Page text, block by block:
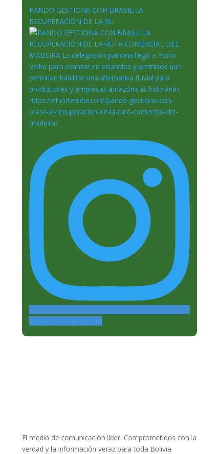
PANDO GESTIONA CON BRASIL LA
RECUPERACIÓN DE LA RU
Siguenos en Instagram
El medio de comunicación líder. Comprometidos con la
verdad y la información veraz para toda Bolivia.